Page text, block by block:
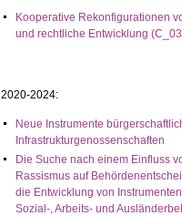
Kooperative Rekonfigurationen
und rechtliche Entwicklung
2020-2024:
Neue Instrumente
Infrastrukturgenossenschaften
Die Suche nach einem Einfluss
Rassismus auf
die Entwicklung von
Sozial-, Arbeits- und